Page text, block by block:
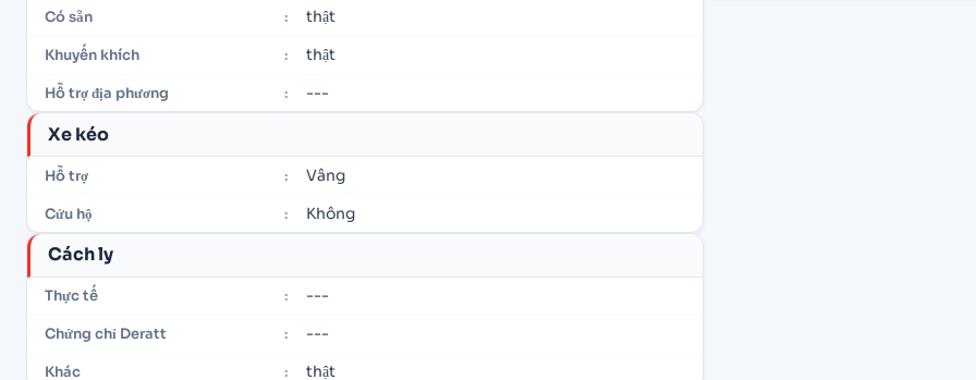
Có sẵn : thật
Khuyến khích : thật
Hỗ trợ địa phương : ---
Xe kéo
Hỗ trợ : Vâng
Cứu hộ : Không
Cách ly
Thực tế : ---
Chứng chỉ Deratt : ---
Khác : thật